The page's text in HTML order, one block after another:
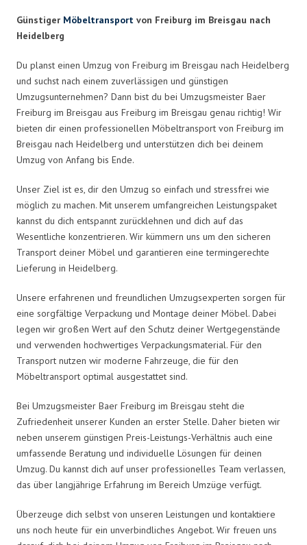
Günstiger Möbeltransport von Freiburg im Breisgau nach
Heidelberg
Du planst einen Umzug von Freiburg im Breisgau nach Heidelberg
und suchst nach einem zuverlässigen und günstigen
Umzugsunternehmen? Dann bist du bei Umzugsmeister Baer
Freiburg im Breisgau aus Freiburg im Breisgau genau richtig! Wir
bieten dir einen professionellen Möbeltransport von Freiburg im
Breisgau nach Heidelberg und unterstützen dich bei deinem
Umzug von Anfang bis Ende.
Unser Ziel ist es, dir den Umzug so einfach und stressfrei wie
möglich zu machen. Mit unserem umfangreichen Leistungspaket
kannst du dich entspannt zurücklehnen und dich auf das
Wesentliche konzentrieren. Wir kümmern uns um den sicheren
Transport deiner Möbel und garantieren eine termingerechte
Lieferung in Heidelberg.
Unsere erfahrenen und freundlichen Umzugsexperten sorgen für
eine sorgfältige Verpackung und Montage deiner Möbel. Dabei
legen wir großen Wert auf den Schutz deiner Wertgegenstände
und verwenden hochwertiges Verpackungsmaterial. Für den
Transport nutzen wir moderne Fahrzeuge, die für den
Möbeltransport optimal ausgestattet sind.
Bei Umzugsmeister Baer Freiburg im Breisgau steht die
Zufriedenheit unserer Kunden an erster Stelle. Daher bieten wir
neben unserem günstigen Preis-Leistungs-Verhältnis auch eine
umfassende Beratung und individuelle Lösungen für deinen
Umzug. Du kannst dich auf unser professionelles Team verlassen,
das über langjährige Erfahrung im Bereich Umzüge verfügt.
Überzeuge dich selbst von unseren Leistungen und kontaktiere
uns noch heute für ein unverbindliches Angebot. Wir freuen uns